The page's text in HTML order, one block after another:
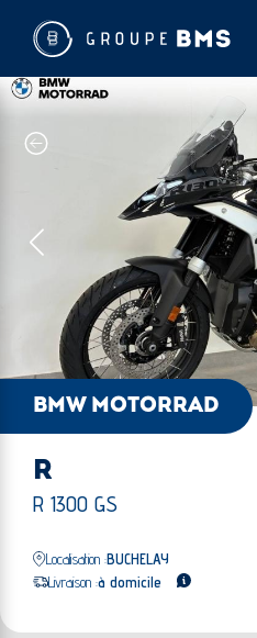
BMW MOTORRAD
R
R 1300 GS
Localisation :BUCHELAY
Livraison :à domicile
BMW Motorrad - R